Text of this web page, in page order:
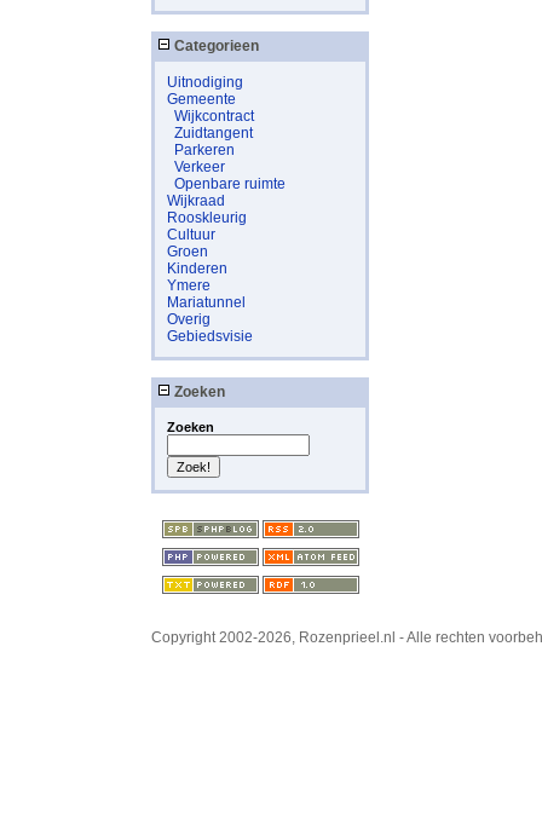
Categorieen
Uitnodiging
Gemeente
Wijkcontract
Zuidtangent
Parkeren
Verkeer
Openbare ruimte
Wijkraad
Rooskleurig
Cultuur
Groen
Kinderen
Ymere
Mariatunnel
Overig
Gebiedsvisie
Zoeken
Zoeken
Copyright 2002-2026, Rozenprieel.nl - Alle rechten